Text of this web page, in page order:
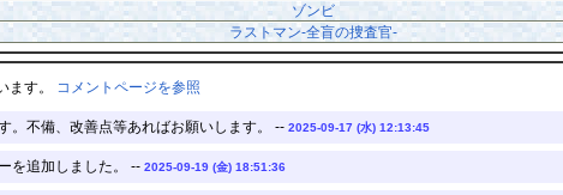
ゾンビ
ラストマン-全盲の捜査官-
ます。 コメントページを参照
。不備、改善点等あればお願いします。 -- 2025-09-17 (水) 12:13:45
を追加しました。 -- 2025-09-19 (金) 18:51:36